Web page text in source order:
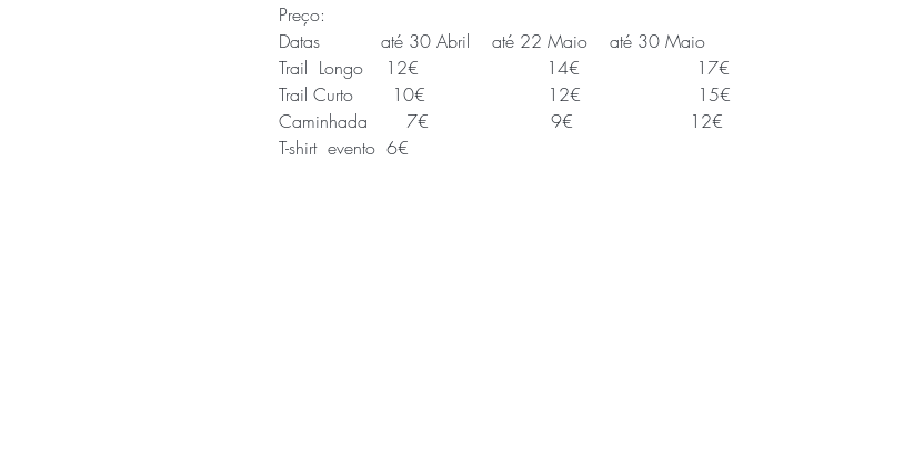
Preço:
Datas           até 30 Abril    até 22 Maio    até 30 Maio
Trail  Longo    12€                       14€                     17€
Trail Curto       10€                      12€                     15€
Caminhada       7€                      9€                     12€
T-shirt  evento  6€